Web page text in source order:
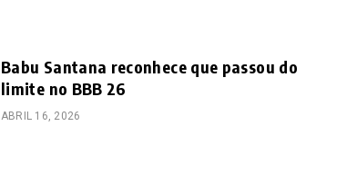
Babu Santana reconhece que passou do
limite no BBB 26
ABRIL 16, 2026